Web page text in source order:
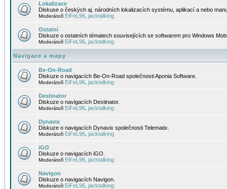
Lokalizace
Diskuse o českých aj. národních lokalizacích systému, aplikací a nebo
Moderátoři EiFeL96 jacktalking
Ostatní
Diskuze o ostatních tématech souvisejících se softwarem pro Windows
Moderátoři EiFeL96 jacktalking
Navigace a mapy
Be-On-Road
Diskuze o navigacích Be-On-Road společnosti Aponia Software.
Moderátoři EiFeL96 jacktalking
Destinator
Diskuze o navigacích Destinator.
Moderátoři EiFeL96 jacktalking
Dynavix
Diskuze o navigacích Dynavix společnosti Telematix.
Moderátoři EiFeL96 jacktalking
iGO
Diskuze o navigacích iGO.
Moderátoři EiFeL96 jacktalking
Navigon
Diskuze o navigacích Navigon.
Moderátoři EiFeL96 jacktalking